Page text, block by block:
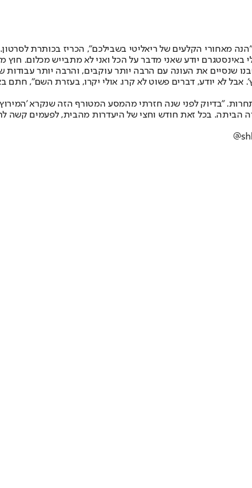
מאחורי הקלעים של ריאליטי בשבילכם", הכריז בכותרת
באינסטגרם יודע שאני מדבר על הכל ואני לא מתבייש מכלום.
שנסיים את העונה עם הרבה יותר עוקבים, והרבה יותר עבודות
אבל לא יודע, דברים פשוט לא קרו. אולי יקרו, בעזרת השם", חתם
"בדיוק לפני שנה חזרתי מהמסע המטורף הזה שנקרא 'המירוץ
הביתה. בכל זאת חודש וחצי של היעדרות מהבית, לפעמים קשה